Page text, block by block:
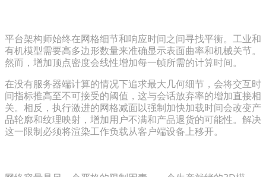
平台架构师始终在网格细节和响应时间之间寻找平衡。工业和
有机模型需要高多边形数量来准确显示表面曲率和机械关节。
然而，增加顶点密度会线性增加每一帧所需的计算时间。
在没有服务器端计算的情况下追求最大几何细节，会将交互时
间指标推高至不可接受的阈值，这与会话放弃率的增加直接相
关。相反，执行激进的网格减面以强制加快加载时间会改变产
品轮廓和纹理映射，增加用户不满和产品退货的可能性。解决
这一限制必须将渲染工作负载从客户端设备上移开。